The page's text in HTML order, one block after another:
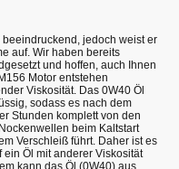
jedoch weist er
auf. Wir haben bereits
und hoffen, auch Ihnen
Motor entstehen
Viskosität. Das 0W40 Öl
sodass es nach dem
Stunden komplett von den
beim Kaltstart
Verschleiß führt. Daher ist es
Öl mit anderer Viskosität